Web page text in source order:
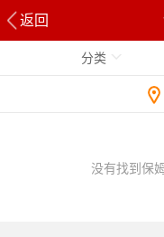
返回
分类
没有找到保